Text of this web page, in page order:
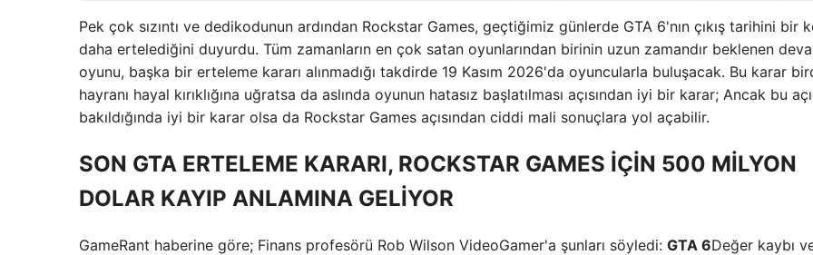
Pek çok sızıntı ve dedikodunun ardından Rockstar Games, geçtiğimiz günlerde GTA 6'nın çıkış tarihini bir
daha ertelediğini duyurdu. Tüm zamanların en çok satan oyunlarından birinin uzun zamandır beklenen
oyunu, başka bir erteleme kararı alınmadığı takdirde 19 Kasım 2026'da oyuncularla buluşacak. Bu karar
hayranı hayal kırıklığına uğratsa da aslında oyunun hatasız başlatılması açısından iyi bir karar; Ancak bu
bakıldığında iyi bir karar olsa da Rockstar Games açısından ciddi mali sonuçlara yol açabilir.
SON GTA ERTELEME KARARI, ROCKSTAR GAMES İÇİN 500 MİLYON
DOLAR KAYIP ANLAMINA GELİYOR
GameRant haberine göre; Finans profesörü Rob Wilson VideoGamer'a şunları söyledi: GTA 6Değer kaybı